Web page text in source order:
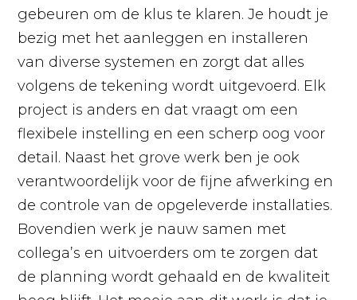
gebeuren om de klus te klaren. Je houdt je
bezig met het aanleggen en installeren
van diverse systemen en zorgt dat alles
volgens de tekening wordt uitgevoerd. Elk
project is anders en dat vraagt om een
flexibele instelling en een scherp oog voor
detail. Naast het grove werk ben je ook
verantwoordelijk voor de fijne afwerking en
de controle van de opgeleverde installaties.
Bovendien werk je nauw samen met
collega’s en uitvoerders om te zorgen dat
de planning wordt gehaald en de kwaliteit